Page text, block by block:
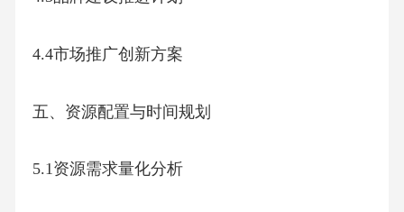
4.4市场推广创新方案
五、资源配置与时间规划
5.1资源需求量化分析